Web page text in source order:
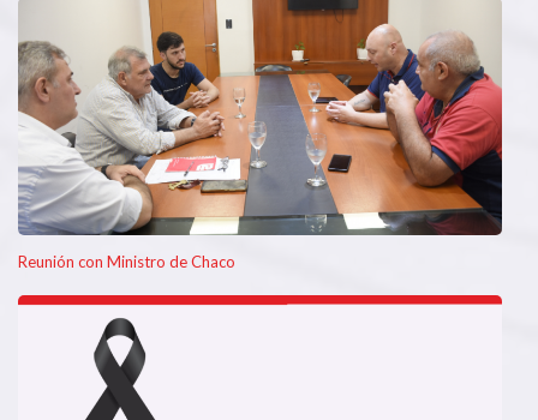
Reunión con Ministro de Chaco